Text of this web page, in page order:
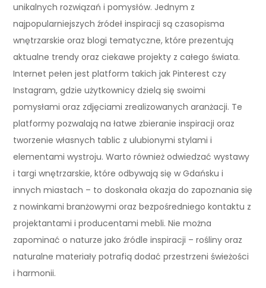
unikalnych rozwiązań i pomysłów. Jednym z
najpopularniejszych źródeł inspiracji są czasopisma
wnętrzarskie oraz blogi tematyczne, które prezentują
aktualne trendy oraz ciekawe projekty z całego świata.
Internet pełen jest platform takich jak Pinterest czy
Instagram, gdzie użytkownicy dzielą się swoimi
pomysłami oraz zdjęciami zrealizowanych aranżacji. Te
platformy pozwalają na łatwe zbieranie inspiracji oraz
tworzenie własnych tablic z ulubionymi stylami i
elementami wystroju. Warto również odwiedzać wystawy
i targi wnętrzarskie, które odbywają się w Gdańsku i
innych miastach – to doskonała okazja do zapoznania się
z nowinkami branżowymi oraz bezpośredniego kontaktu z
projektantami i producentami mebli. Nie można
zapominać o naturze jako źródle inspiracji – rośliny oraz
naturalne materiały potrafią dodać przestrzeni świeżości
i harmonii.